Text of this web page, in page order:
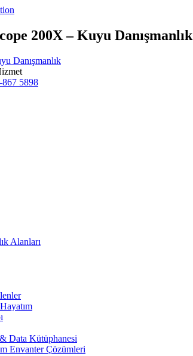
200X – Kuyu Danışmanlık
Danışmanlık
5898
Alanları
Data Kütüphanesi
Envanter Çözümleri